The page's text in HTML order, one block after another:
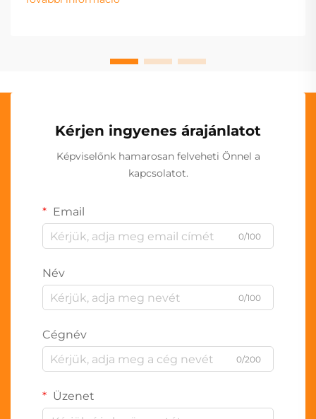
Kérjen ingyenes árajánlatot
Képviselőnk hamarosan felveheti Önnel a
kapcsolatot.
Email
0/100
Név
0/100
Cégnév
0/200
Üzenet